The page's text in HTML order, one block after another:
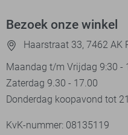
Bezoek onze winkel
Haarstraat 33, 7462 AK
Maandag t/m Vrijdag 9:30 -
Zaterdag 9.30 - 17.00
Donderdag koopavond tot
KvK-nummer: 08135119